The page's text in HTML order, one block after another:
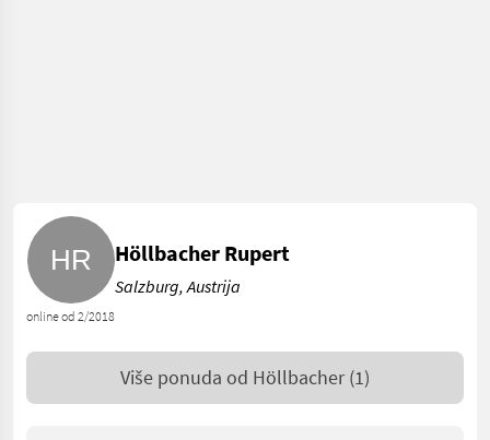
online od 2/2018
Höllbacher Rupert
Salzburg, Austrija
Više ponuda od Höllbacher (1)